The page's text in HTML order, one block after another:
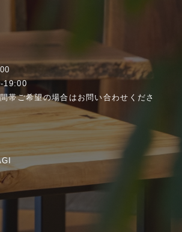
19:00
帯ご希望の場合はお問い合わせくださ